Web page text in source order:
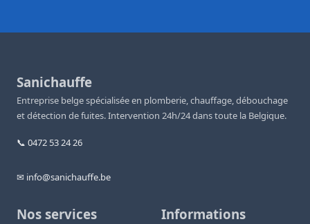
Sanichauffe
Entreprise belge spécialisée en plomberie, chauffage, débouchage
et détection de fuites. Intervention 24h/24 dans toute la Belgique.
📞 0472 53 24 26
✉ info@sanichauffe.be
Nos services Informations